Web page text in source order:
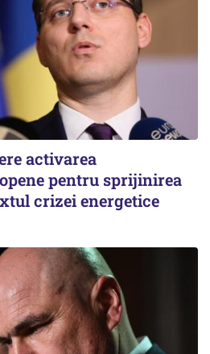
activarea
pentru sprijinirea
crizei energetice